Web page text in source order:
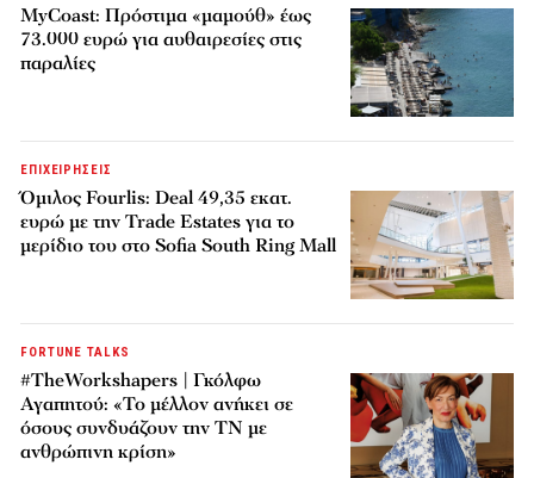
MyCoast: Πρόστιμα «μαμούθ» έως
73.000 ευρώ για αυθαιρεσίες στις
παραλίες
ΕΠΙΧΕΙΡΗΣΕΙΣ
Όμιλος Fourlis: Deal 49,35 εκατ.
ευρώ με την Trade Estates για το
μερίδιο του στο Sofia South Ring Mall
FORTUNE TALKS
#TheWorkshapers | Γκόλφω
Αγαπητού: «Το μέλλον ανήκει σε
όσους συνδυάζουν την ΤΝ με
ανθρώπινη κρίση»